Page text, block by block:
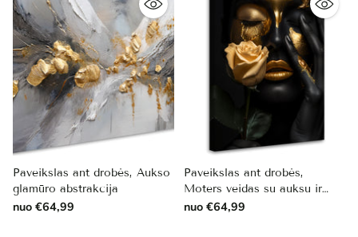
poreikius, sukuriant stilingą ir gyvybingą gyvenamąją erdvę.
Paveikslas ant drobės, Aukso
glamūro abstrakcija
nuo €64,99
Paveikslas ant drobės,
Moters veidas su auksu ir
rože
nuo €64,99